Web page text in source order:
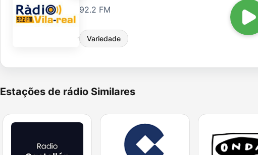
92.2 FM
Variedade
Estações de rádio Similares